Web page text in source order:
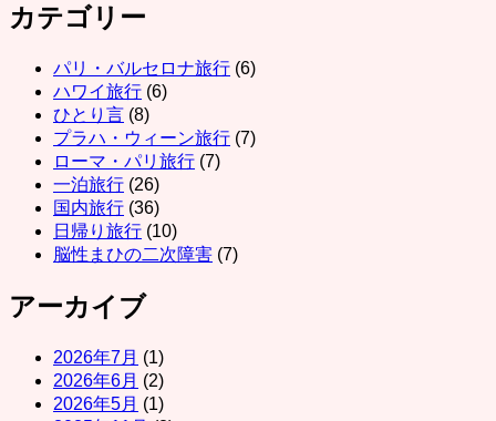
カテゴリー
パリ・バルセロナ旅行 (6)
ハワイ旅行 (6)
ひとり言 (8)
プラハ・ウィーン旅行 (7)
ローマ・パリ旅行 (7)
一泊旅行 (26)
国内旅行 (36)
日帰り旅行 (10)
脳性まひの二次障害 (7)
アーカイブ
2026年7月 (1)
2026年6月 (2)
2026年5月 (1)